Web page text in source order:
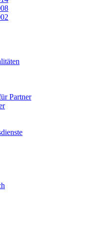
Partner